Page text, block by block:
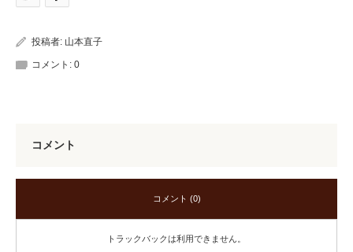
投稿者: 山本直子
コメント: 0
コメント
コメント (0)
トラックバックは利用できません。